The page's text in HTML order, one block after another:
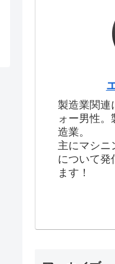
製造業関連
ォー男性
造業。
主にマシニ
について発
ます！